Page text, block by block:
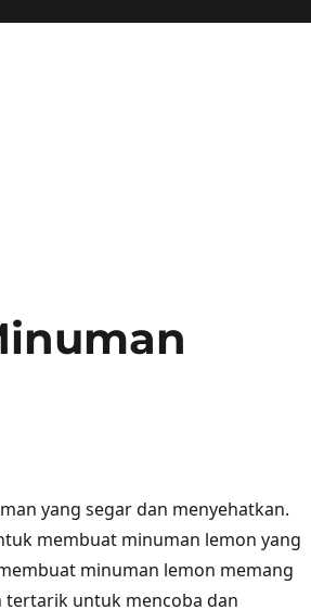
yang segar dan menyehatkan.
membuat minuman lemon yang
minuman lemon memang
untuk mencoba dan